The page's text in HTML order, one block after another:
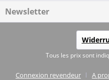
Newsletter
Tous les prix sont
Connexion revendeur A